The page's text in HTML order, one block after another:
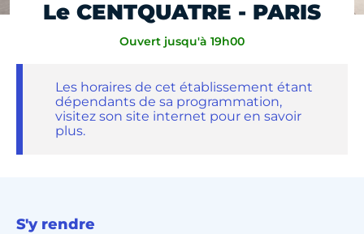
Le CENTQUATRE - PARIS
Ouvert jusqu'à 19h00
Les horaires de cet établissement étant
dépendants de sa programmation,
visitez son site internet pour en savoir
plus.
S'y rendre